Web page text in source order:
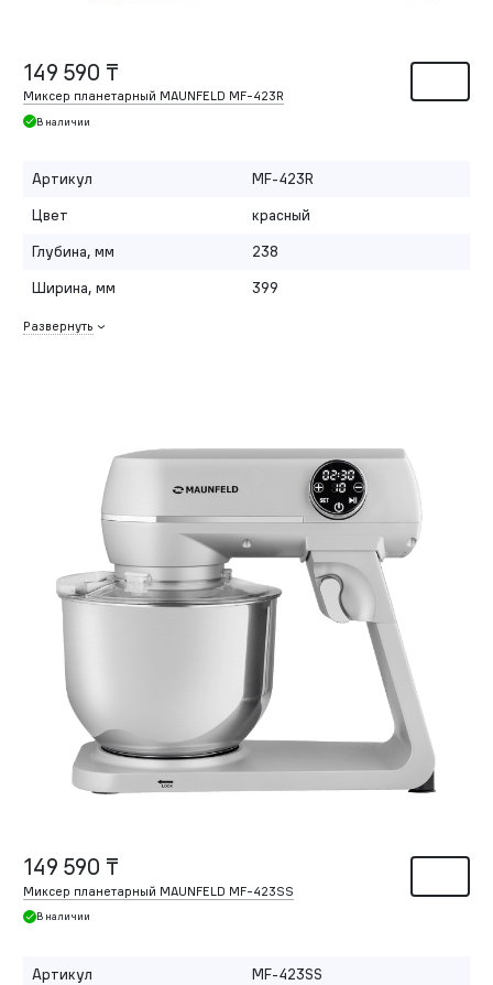
149 590 ₸
Миксер планетарный MAUNFELD MF-423R
В наличии
Артикул
MF-423R
Цвет
красный
Глубина, мм
238
Ширина, мм
399
Развернуть
149 590 ₸
Миксер планетарный MAUNFELD MF-423SS
В наличии
Артикул
MF-423SS